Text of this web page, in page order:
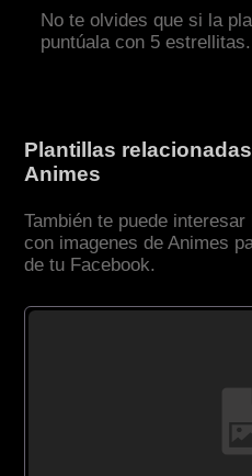
No te olvides que si la
puntúala con 5 estrellitas.
Plantillas
Animes
También te puede
con imagenes de Animes
de tu Facebook.